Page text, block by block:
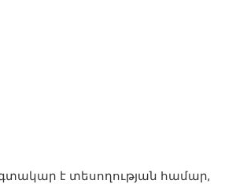
է տեսողության համար,